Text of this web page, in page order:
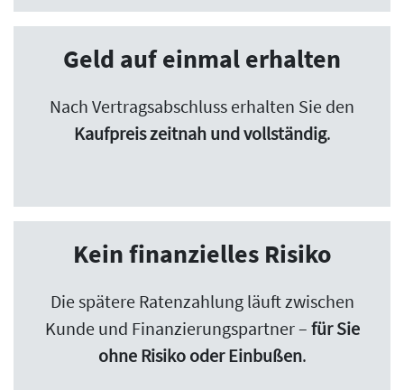
Geld auf einmal erhalten
Nach Vertragsabschluss erhalten Sie den
Kaufpreis zeitnah und vollständig.
Kein finanzielles Risiko
Die spätere Ratenzahlung läuft zwischen
Kunde und Finanzierungspartner – für Sie
ohne Risiko oder Einbußen.